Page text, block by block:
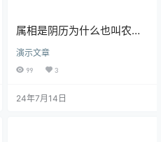
属相是阴历为什么也叫农历
呢,十二生肖是指阴历还是阳
历
演示文章
99 3
24年7月14日